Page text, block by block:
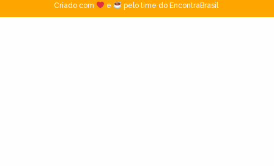
Criado com
e pelo time do EncontraBrasil